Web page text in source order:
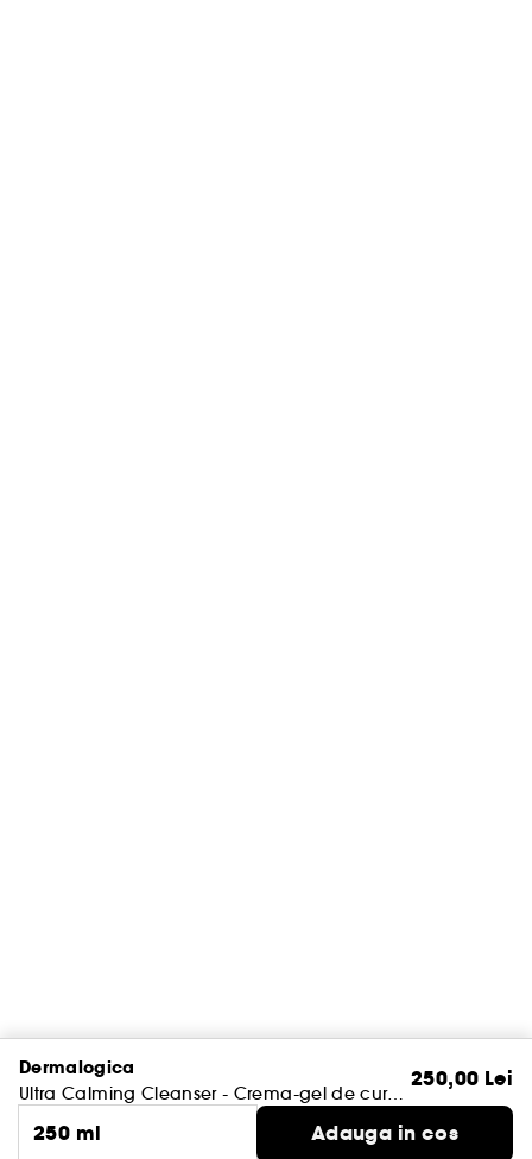
Dermalogica
Ultra Calming Cleanser - Crema-gel de curatare calmanta
250,00 Lei
250 ml
Adauga in cos